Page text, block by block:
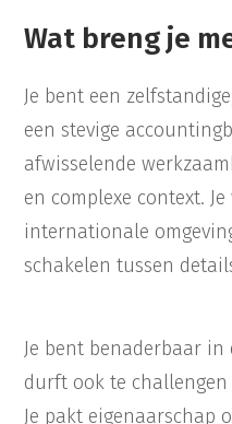
Wat breng je
Je bent een
een stevige
afwisselende
en complexe context.
internationale
schakelen tussen
Je bent benaderbaar
durft ook te
Je pakt eigenaarschap